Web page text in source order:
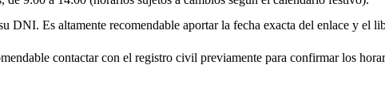
DNI. Es altamente recomendable aportar la fecha exacta del enlace y el
contactar con el registro civil previamente para confirmar los